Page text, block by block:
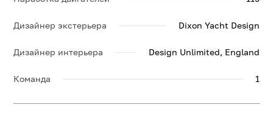
Дизайнер экстерьера Dixon Yacht Design
Дизайнер интерьера Design Unlimited, England
Команда 1